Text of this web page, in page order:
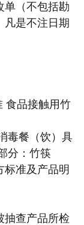
单（不包括勘
凡是不注日期
食品接触用竹
毒餐（饮）具
分：竹筷
标准及产品明
抽查产品所检